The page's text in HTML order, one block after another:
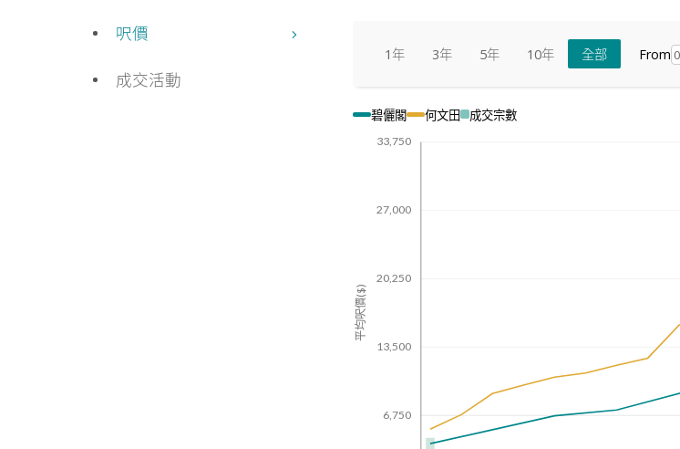
呎價
成交活動
1年 3年 5年 10年 全部 From
碧儷閣 何文田 成交宗數
33,750
27,000
20,250
13,500
6,750
平均呎價($)